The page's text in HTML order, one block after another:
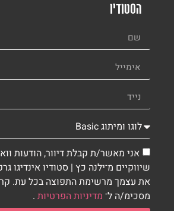
הסטודיו
אני מאשר/ת קבלת דיוור, הודעות
שיווקיים מ־ילנה כץ | סטודיו אינדיגו
את עצמך מרשימת התפוצה בכל עת.
מסכימ/ה ל־ מדיניות הפרטיות .